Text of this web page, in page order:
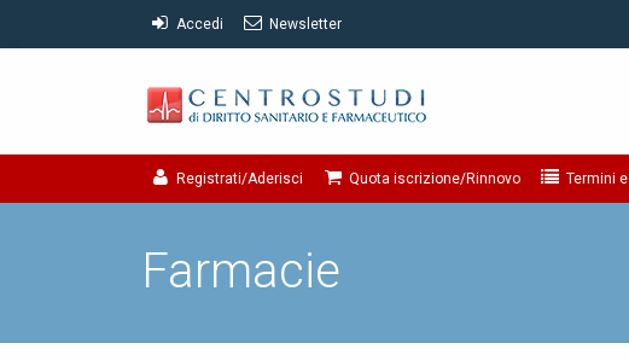
Accedi Newsletter
Registrati/Aderisci Quota iscrizione/Rinnovo Termini
Farmacie